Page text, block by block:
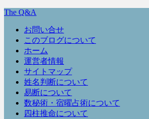
The Q&A
お問い合せ
このブログについて
ホーム
運営者情報
サイトマップ
姓名判断について
易断について
数秘術・宿曜占術について
四柱推命について